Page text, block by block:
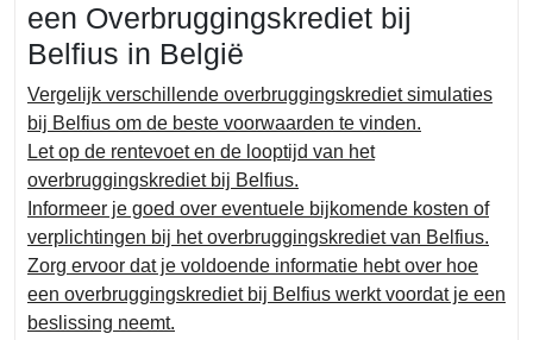
een Overbruggingskrediet bij
Belfius in België
Vergelijk verschillende overbruggingskrediet simulaties
bij Belfius om de beste voorwaarden te vinden.
Let op de rentevoet en de looptijd van het
overbruggingskrediet bij Belfius.
Informeer je goed over eventuele bijkomende kosten of
verplichtingen bij het overbruggingskrediet van Belfius.
Zorg ervoor dat je voldoende informatie hebt over hoe
een overbruggingskrediet bij Belfius werkt voordat je een
beslissing neemt.